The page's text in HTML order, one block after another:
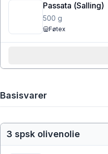
Passata (Salling)
500 g
Føtex
Basisvarer
3 spsk olivenolie